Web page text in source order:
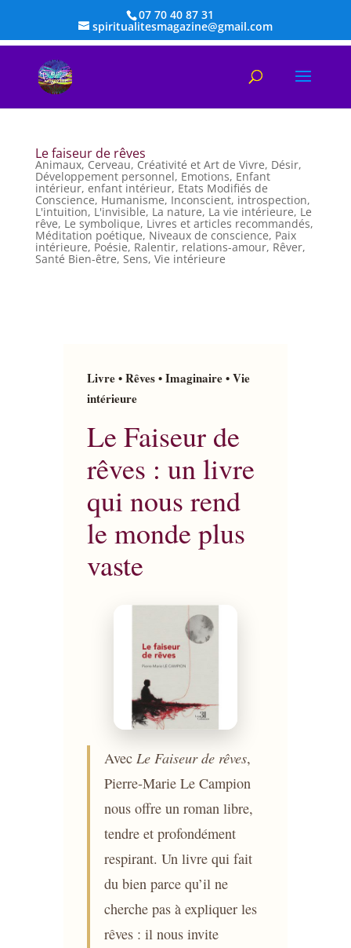
07 70 40 87 31
spiritualitesmagazine@gmail.com
Le faiseur de rêves
Animaux, Cerveau, Créativité et Art de Vivre, Désir,
Développement personnel, Emotions, Enfant
intérieur, enfant intérieur, Etats Modifiés de
Conscience, Humanisme, Inconscient, introspection,
L'intuition, L'invisible, La nature, La vie intérieure, Le
rêve, Le symbolique, Livres et articles recommandés,
Méditation poétique, Niveaux de conscience, Paix
intérieure, Poésie, Ralentir, relations-amour, Rêver,
Santé Bien-être, Sens, Vie intérieure
Livre • Rêves • Imaginaire • Vie
intérieure
Le Faiseur de
rêves : un livre
qui nous rend
le monde plus
vaste
Avec Le Faiseur de rêves,
Pierre-Marie Le Campion
nous offre un roman libre,
tendre et profondément
respirant. Un livre qui fait
du bien parce qu’il ne
cherche pas à expliquer les
rêves : il nous invite